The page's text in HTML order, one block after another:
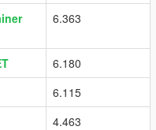
6.363
6.180
6.115
4.463